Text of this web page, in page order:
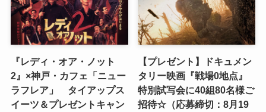
『レディ・オア・ノット
2』×神戸・カフェ「ニュー
ラフレア」 タイアップス
イーツ＆プレゼントキャン
【プレゼント】ドキュメン
タリー映画『戦場0地点』
特別試写会に40組80名様ご
招待☆（応募締切：8月19